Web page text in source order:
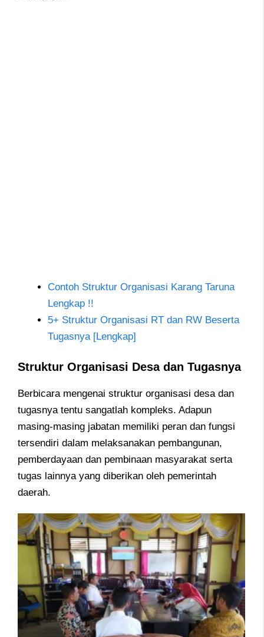
Contoh Struktur Organisasi Karang Taruna
Lengkap !!
5+ Struktur Organisasi RT dan RW Beserta
Tugasnya [Lengkap]
Struktur Organisasi Desa dan Tugasnya
Berbicara mengenai struktur organisasi desa dan
tugasnya tentu sangatlah kompleks. Adapun
masing-masing jabatan memiliki peran dan fungsi
tersendiri dalam melaksanakan pembangunan,
pemberdayaan dan pembinaan masyarakat serta
tugas lainnya yang diberikan oleh pemerintah
daerah.